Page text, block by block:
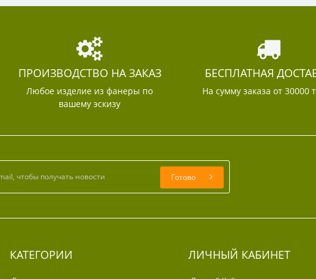
ПРОИЗВОДСТВО НА ЗАКАЗ
Любое изделие из фанеры по
вашему эскизу
БЕСПЛАТНАЯ
На сумму заказа от 30000
Готово
КАТЕГОРИИ ЛИЧНЫЙ КАБИНЕТ